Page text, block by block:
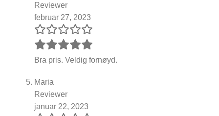
Reviewer
februar 27, 2023
Bra pris. Veldig fornøyd.
Maria
Reviewer
januar 22, 2023